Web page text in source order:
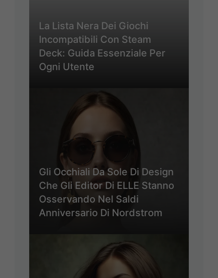
La Lista Nera Dei Giochi
Incompatibili Con Steam
Deck: Guida Essenziale Per
Ogni Utente
Gli Occhiali Da Sole Di Design
Che Gli Editor Di ELLE Stanno
Osservando Nel Saldi
Anniversario Di Nordstrom